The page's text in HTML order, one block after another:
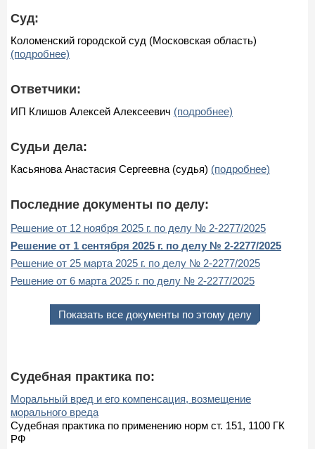
Суд:
Коломенский городской суд (Московская область)
(подробнее)
Ответчики:
ИП Клишов Алексей Алексеевич (подробнее)
Судьи дела:
Касьянова Анастасия Сергеевна (судья) (подробнее)
Последние документы по делу:
Решение от 12 ноября 2025 г. по делу № 2-2277/2025
Решение от 1 сентября 2025 г. по делу № 2-2277/2025
Решение от 25 марта 2025 г. по делу № 2-2277/2025
Решение от 6 марта 2025 г. по делу № 2-2277/2025
Показать все документы по этому делу
Судебная практика по:
Моральный вред и его компенсация, возмещение
морального вреда
Судебная практика по применению норм ст. 151, 1100 ГК
РФ